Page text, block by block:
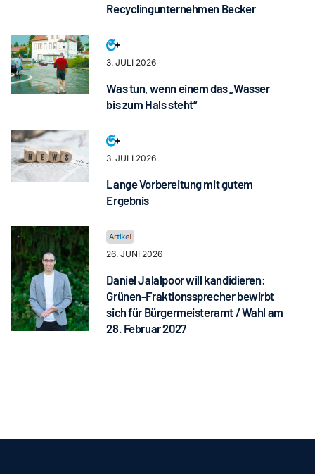
Recyclingunternehmen Becker
3. JULI 2026
Was tun, wenn einem das „Wasser
bis zum Hals steht“
3. JULI 2026
Lange Vorbereitung mit gutem
Ergebnis
26. JUNI 2026
Daniel Jalalpoor will kandidieren:
Grünen-Fraktionssprecher bewirbt
sich für Bürgermeisteramt / Wahl am
28. Februar 2027